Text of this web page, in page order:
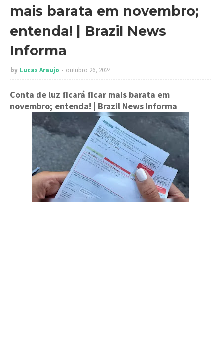
mais barata em novembro;
entenda! | Brazil News
Informa
by Lucas Araujo outubro 26, 2024
Conta de luz ficará ficar mais barata em
novembro; entenda! | Brazil News Informa